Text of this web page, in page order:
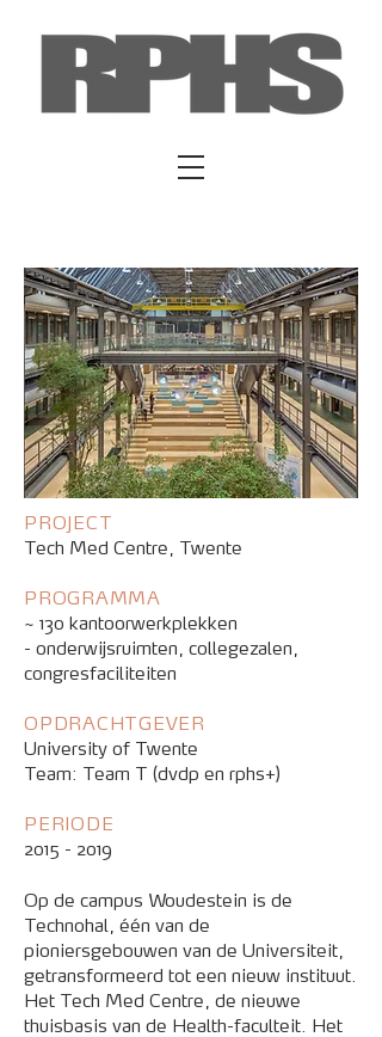
PROJECT
Tech Med Centre, Twente
PROGRAMMA
~ 130 kantoorwerkplekken
- onderwijsruimten, collegezalen,
congresfaciliteiten
OPDRACHTGEVER
University of Twente
Team: Team T (dvdp en rphs+)
PERIODE
2015 - 2019
Op de campus Woudestein is de
Technohal, één van de
pioniersgebouwen van de Universiteit,
getransformeerd tot een nieuw instituut.
Het Tech Med Centre, de nieuwe
thuisbasis van de Health-faculteit. Het